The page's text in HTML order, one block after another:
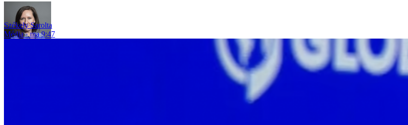
Székely Sarolta
Média
ma 9:47